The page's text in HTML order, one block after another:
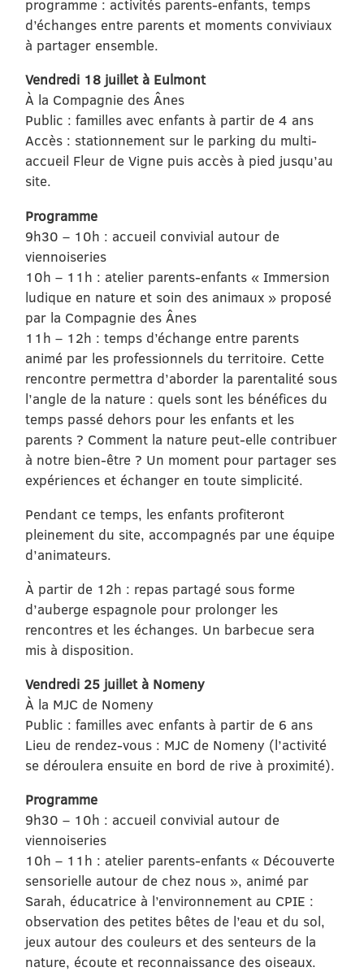
programme : activités parents-enfants, temps
d’échanges entre parents et moments conviviaux
à partager ensemble.
Vendredi 18 juillet à Eulmont
À la Compagnie des Ânes
Public : familles avec enfants à partir de 4 ans
Accès : stationnement sur le parking du multi-
accueil Fleur de Vigne puis accès à pied jusqu’au
site.
Programme
9h30 – 10h : accueil convivial autour de
viennoiseries
10h – 11h : atelier parents-enfants « Immersion
ludique en nature et soin des animaux » proposé
par la Compagnie des Ânes
11h – 12h : temps d’échange entre parents
animé par les professionnels du territoire. Cette
rencontre permettra d’aborder la parentalité sous
l’angle de la nature : quels sont les bénéfices du
temps passé dehors pour les enfants et les
parents ? Comment la nature peut-elle contribuer
à notre bien-être ? Un moment pour partager ses
expériences et échanger en toute simplicité.
Pendant ce temps, les enfants profiteront
pleinement du site, accompagnés par une équipe
d’animateurs.
À partir de 12h : repas partagé sous forme
d’auberge espagnole pour prolonger les
rencontres et les échanges. Un barbecue sera
mis à disposition.
Vendredi 25 juillet à Nomeny
À la MJC de Nomeny
Public : familles avec enfants à partir de 6 ans
Lieu de rendez-vous : MJC de Nomeny (l’activité
se déroulera ensuite en bord de rive à proximité).
Programme
9h30 – 10h : accueil convivial autour de
viennoiseries
10h – 11h : atelier parents-enfants « Découverte
sensorielle autour de chez nous », animé par
Sarah, éducatrice à l’environnement au CPIE :
observation des petites bêtes de l’eau et du sol,
jeux autour des couleurs et des senteurs de la
nature, écoute et reconnaissance des oiseaux.